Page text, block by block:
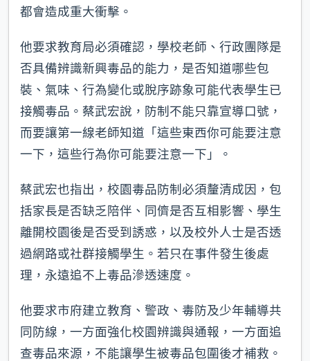
都會造成重大衝擊。
他要求教育局必須確認，學校老師、行政團隊是
否具備辨識新興毒品的能力，是否知道哪些包
裝、氣味、行為變化或脫序跡象可能代表學生已
接觸毒品。蔡武宏說，防制不能只靠宣導口號，
而要讓第一線老師知道「這些東西你可能要注意
一下，這些行為你可能要注意一下」。
蔡武宏也指出，校園毒品防制必須釐清成因，包
括家長是否缺乏陪伴、同儕是否互相影響、學生
離開校園後是否受到誘惑，以及校外人士是否透
過網路或社群接觸學生。若只在事件發生後處
理，永遠追不上毒品滲透速度。
他要求市府建立教育、警政、毒防及少年輔導共
同防線，一方面強化校園辨識與通報，一方面追
查毒品來源，不能讓學生被毒品包圍後才補救。